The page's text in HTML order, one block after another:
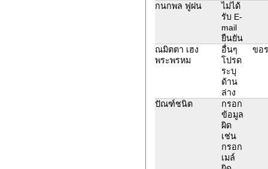
กนกพล ฟูฝน
ไม่ได้
รับ E-
mail
ยืนยัน
ณมิตตา เฮง
พระพรหม
อื่นๆ
โปรด
ระบุ
ด้าน
ล่าง
ขอ
ปัณฑ์ชนิต
กรอก
ข้อมูล
ผิด
เช่น
กรอก
เมล์